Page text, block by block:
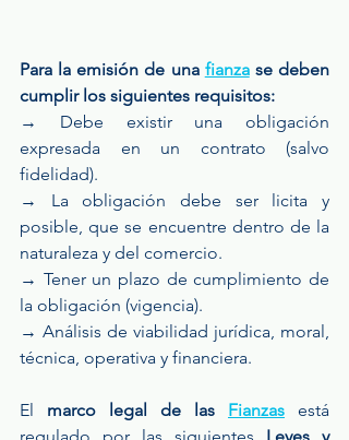
Para la emisión de una fianza se deben
cumplir los siguientes requisitos:
→ Debe existir una obligación
expresada en un contrato (salvo
fidelidad).
→ La obligación debe ser licita y
posible, que se encuentre dentro de la
naturaleza y del comercio.
→ Tener un plazo de cumplimiento de
la obligación (vigencia).
→ Análisis de viabilidad jurídica, moral,
técnica, operativa y financiera.
El marco legal de las Fianzas
está